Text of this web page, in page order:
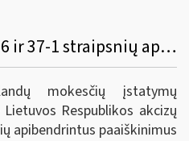
Dėl Akcizų įstatymo 36 ir 37-1 straipsnių apibendrintų paaiškinimų (komentarų) parengimo
mokesčių įstatymų
Respublikos akcizų
apibendrintus paaiškinimus